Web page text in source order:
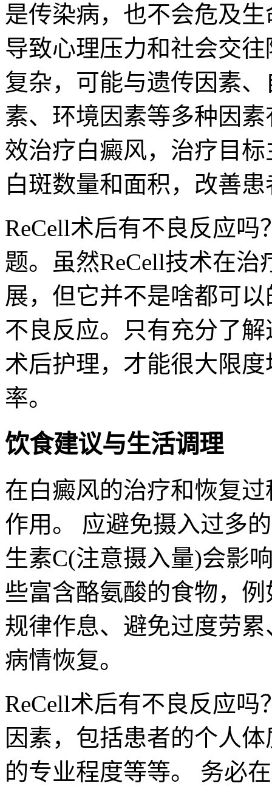
是传染病，也不会危及
导致心理压力和社会交
复杂，可能与遗传因素
素、环境因素等多种因
效治疗白癜风，治疗目
白斑数量和面积，改善
ReCell术后有不良反应
题。虽然ReCell技术在
展，但它并不是啥都可
不良反应。只有充分了
术后护理，才能很大限
率。
饮食建议与生活调理
在白癜风的治疗和恢复
作用。 应避免摄入过多
生素C(注意摄入量)会影
些富含酪氨酸的食物，
规律作息、避免过度劳
病情恢复。
ReCell术后有不良反应
因素，包括患者的个人
的专业程度等等。 务必